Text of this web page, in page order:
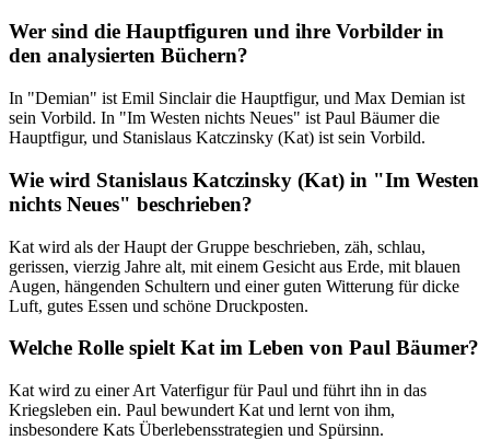
Wer sind die Hauptfiguren und ihre Vorbilder in
den analysierten Büchern?
In "Demian" ist Emil Sinclair die Hauptfigur, und Max Demian ist
sein Vorbild. In "Im Westen nichts Neues" ist Paul Bäumer die
Hauptfigur, und Stanislaus Katczinsky (Kat) ist sein Vorbild.
Wie wird Stanislaus Katczinsky (Kat) in "Im Westen
nichts Neues" beschrieben?
Kat wird als der Haupt der Gruppe beschrieben, zäh, schlau,
gerissen, vierzig Jahre alt, mit einem Gesicht aus Erde, mit blauen
Augen, hängenden Schultern und einer guten Witterung für dicke
Luft, gutes Essen und schöne Druckposten.
Welche Rolle spielt Kat im Leben von Paul Bäumer?
Kat wird zu einer Art Vaterfigur für Paul und führt ihn in das
Kriegsleben ein. Paul bewundert Kat und lernt von ihm,
insbesondere Kats Überlebensstrategien und Spürsinn.